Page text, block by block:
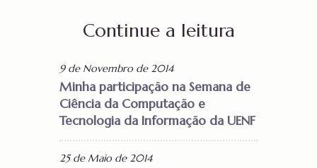
Continue a leitura
9 de Novembro de 2014
Minha participação na Semana de
Ciência da Computação e
Tecnologia da Informação da UENF
25 de Maio de 2014